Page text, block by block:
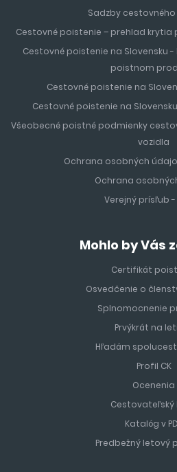
Sadzby
Cestovné poistenie – prehlad krytia
Cestovné poistenie na Slovensku
poistnom
Cestovné poistenie na
Cestovné poistenie na
Všeobecné poistné podmienky
vozidla
Ochrana osobných
Ochrana
Verejný prísľub
Mohlo by Vás
Certifikát
Osvedčenie o
Splnomocnenie
Prvýkrát na
Hľadám
Profil CK
Ocenenia
Cestovateľský
Katalóg v
Predbežný letový